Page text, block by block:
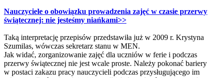
Nauczyciele o obowiązku prowadzenia zajęć w czasie przerwy
świątecznej: nie jesteśmy niańkami>>
Taką interpretację przepisów przedstawiła już w 2009 r. Krystyna
Szumilas, wówczas sekretarz stanu w MEN.
Jak widać, zorganizowanie zajęć dla uczniów w ferie i podczas
przerwy świątecznej nie jest wcale proste. Należy pokonać bariery
w postaci zakazu pracy nauczycieli podczas przysługującego im